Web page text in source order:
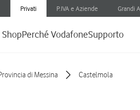
Privati P.IVA e Aziende Grandi
ShopPerché VodafoneSupporto
di Messina Castelmola